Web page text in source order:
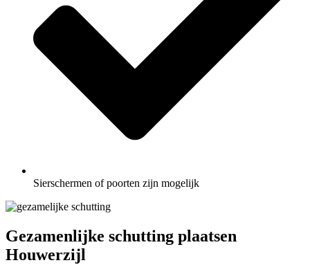
Sierschermen of poorten zijn mogelijk
Gezamenlijke schutting plaatsen
Houwerzijl